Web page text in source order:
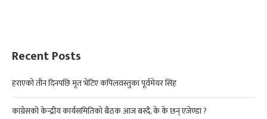
Recent Posts
हराएको तीन दिनपछि मृत भेटिए कपिलवस्तुका पूर्वमेयर सिंह
कांग्रेसको केन्द्रीय कार्यसमितिको बैठक आज बस्दै, के के छन् एजेण्डा ?